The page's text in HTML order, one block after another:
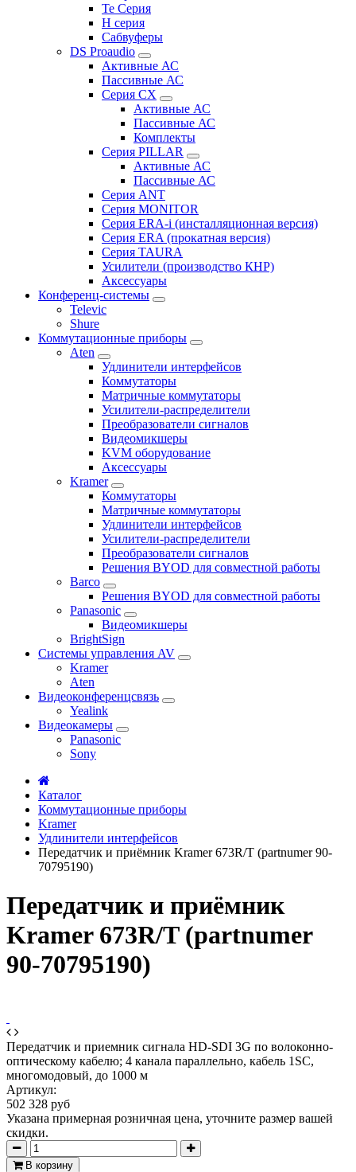
Te Серия
H серия
Сабвуферы
DS Proaudio
Активные АС
Пассивные АС
Серия CX
Активные АС
Пассивные АС
Комплекты
Серия PILLAR
Активные АС
Пассивные АС
Серия ANT
Серия MONITOR
Серия ERA-i (инсталляционная версия)
Серия ERA (прокатная версия)
Серия TAURA
Усилители (производство КНР)
Аксессуары
Конференц-системы
Televic
Shure
Коммутационные приборы
Aten
Удлинители интерфейсов
Коммутаторы
Матричные коммутаторы
Усилители-распределители
Преобразователи сигналов
Видеомикшеры
KVM оборудование
Аксессуары
Kramer
Коммутаторы
Матричные коммутаторы
Удлинители интерфейсов
Усилители-распределители
Преобразователи сигналов
Решения BYOD для совместной работы
Barco
Решения BYOD для совместной работы
Panasonic
Видеомикшеры
BrightSign
Системы управления AV
Kramer
Aten
Видеоконференцсвязь
Yealink
Видеокамеры
Panasonic
Sony
Каталог
Коммутационные приборы
Kramer
Удлинители интерфейсов
Передатчик и приёмник Kramer 673R/T (partnumer 90-
70795190)
Передатчик и приёмник
Kramer 673R/T (partnumer
90-70795190)
Передатчик и приемник сигнала HD-SDI 3G по волоконно-
оптическому кабелю; 4 канала параллельно, кабель 1SC,
многомодовый, до 1000 м
Артикул:
502 328 руб
Указана примерная розничная цена, уточните размер вашей
скидки.
В корзину